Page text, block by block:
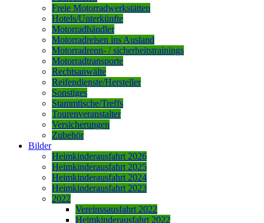
Freie Motorradwerkstätten
Hotels/Unterkünfte
Motorradhändler
Motorradreisen ins Ausland
Motorradrenn- / sicherheitstrainings
Motorradtransporte
Rechtsanwälte
Reifendienste/Hersteller
Sonstiges
Stammtische/Treffs
Tourenveranstalter
Versicherungen
Zubehör
Bilder
Heimkinderausfahrt 2026
Heimkinderausfahrt 2025
Heimkinderausfahrt 2024
Heimkinderausfahrt 2023
2022
Vereinssausfahrt 2022
Heimkinderausfahrt 2022